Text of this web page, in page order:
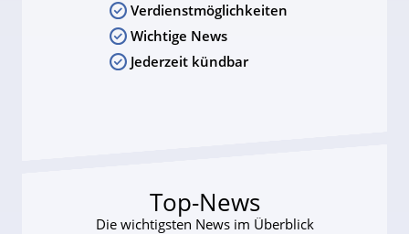
Verdienstmöglichkeiten
Wichtige News
Jederzeit kündbar
Top-News
Die wichtigsten News im Überblick